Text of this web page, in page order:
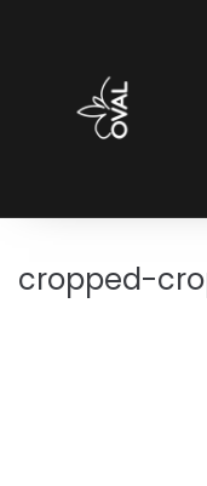
cropped-